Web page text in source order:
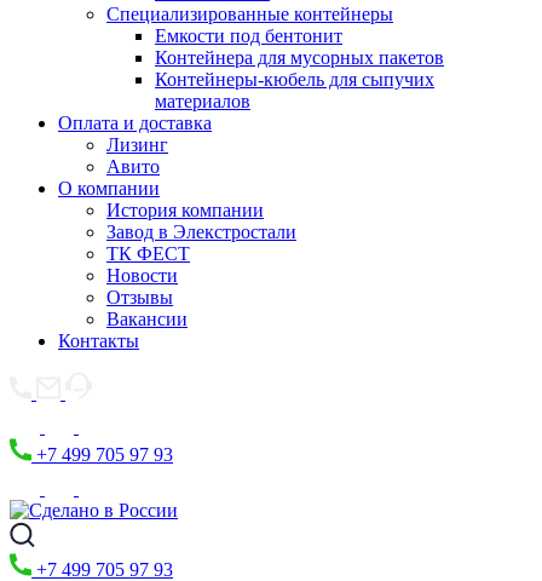
Специализированные контейнеры
Емкости под бентонит
Контейнера для мусорных пакетов
Контейнеры-кюбель для сыпучих
материалов
Оплата и доставка
Лизинг
Авито
О компании
История компании
Завод в Элекстростали
ТК ФЕСТ
Новости
Отзывы
Вакансии
Контакты
+7 499 705 97 93
+7 499 705 97 93